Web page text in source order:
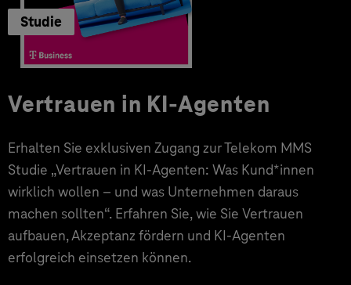
Studie
Vertrauen in KI-Agenten
Erhalten Sie exklusiven Zugang zur Telekom MMS
Studie „Vertrauen in KI-Agenten: Was Kund*innen
wirklich wollen – und was Unternehmen daraus
machen sollten“. Erfahren Sie, wie Sie Vertrauen
aufbauen, Akzeptanz fördern und KI-Agenten
erfolgreich einsetzen können.